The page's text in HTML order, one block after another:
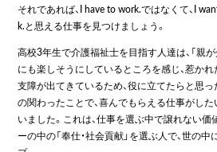
それであれば、I have to work.ではなくて、I
k.と思える仕事を見つけましょう。
高校3年生で介護福祉士を目指す人達は、「親
にも楽しそうにしているところを感じ、惹かれ
支障が出てきているため、役に立てたらと思っ
の関わったことで、喜んでもらえる仕事がし
いました。これは、仕事を選ぶ中で譲れない価
ーの中の「奉仕・社会貢献」を選ぶ人で、世の